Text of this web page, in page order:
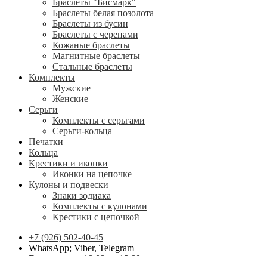
Браслеты "Бисмарк"
Браслеты белая позолота
Браслеты из бусин
Браслеты с черепами
Кожаные браслеты
Магнитные браслеты
Стальные браслеты
Комплекты
Мужские
Женские
Серьги
Комплекты с серьгами
Серьги-кольца
Печатки
Кольца
Крестики и иконки
Иконки на цепочке
Кулоны и подвески
Знаки зодиака
Комплекты с кулонами
Крестики с цепочкой
+7 (926) 502-40-45
WhatsApp; Viber, Telegram